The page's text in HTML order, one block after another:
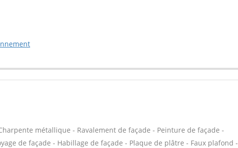
métallique - Ravalement de façade - Peinture de façade -
de façade - Habillage de façade - Plaque de plâtre - Faux plafond -